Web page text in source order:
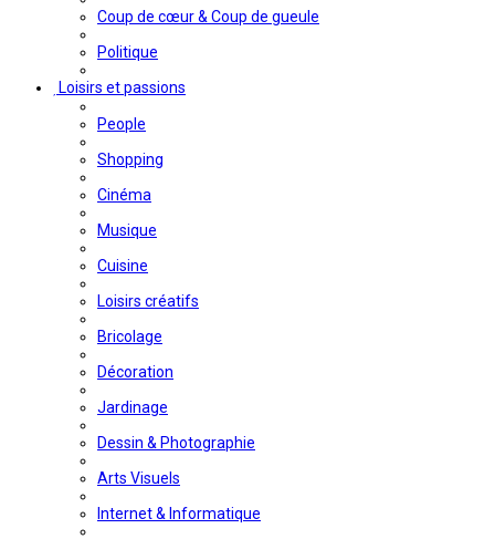
Coup de cœur & Coup de gueule
Politique
Loisirs et passions
People
Shopping
Cinéma
Musique
Cuisine
Loisirs créatifs
Bricolage
Décoration
Jardinage
Dessin & Photographie
Arts Visuels
Internet & Informatique